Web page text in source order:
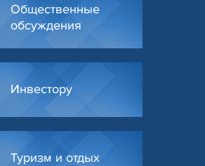
Общественные
обсуждения
Инвестору
Туризм и отдых